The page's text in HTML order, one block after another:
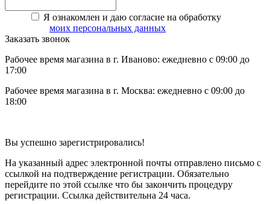
Я ознакомлен и даю согласие на обработку
моих персональных данных
Заказать звонок
Рабочее время магазина в г. Иваново: ежедневно с 09:00 до
17:00
Рабочее время магазина в г. Москва: ежедневно с 09:00 до
18:00
Вы успешно зарегистрировались!
На указанный адрес электронной почты отправлено письмо с
ссылкой на подтверждение регистрации. Обязательно
перейдите по этой ссылке что бы закончить процедуру
регистрации. Ссылка действительна 24 часа.